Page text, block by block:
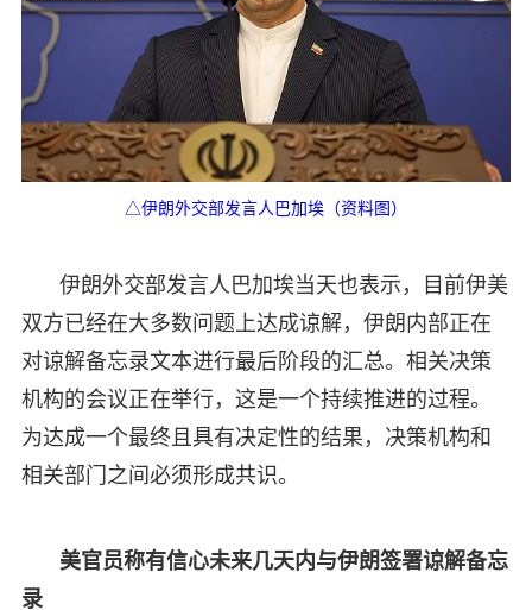
△伊朗外交部发言人巴加埃（资料图）
伊朗外交部发言人巴加埃当天也表示，目前伊美
双方已经在大多数问题上达成谅解，伊朗内部正在
对谅解备忘录文本进行最后阶段的汇总。相关决策
机构的会议正在举行，这是一个持续推进的过程。
为达成一个最终且具有决定性的结果，决策机构和
相关部门之间必须形成共识。
美官员称有信心未来几天内与伊朗签署谅解备忘
录